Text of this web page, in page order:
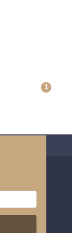
1